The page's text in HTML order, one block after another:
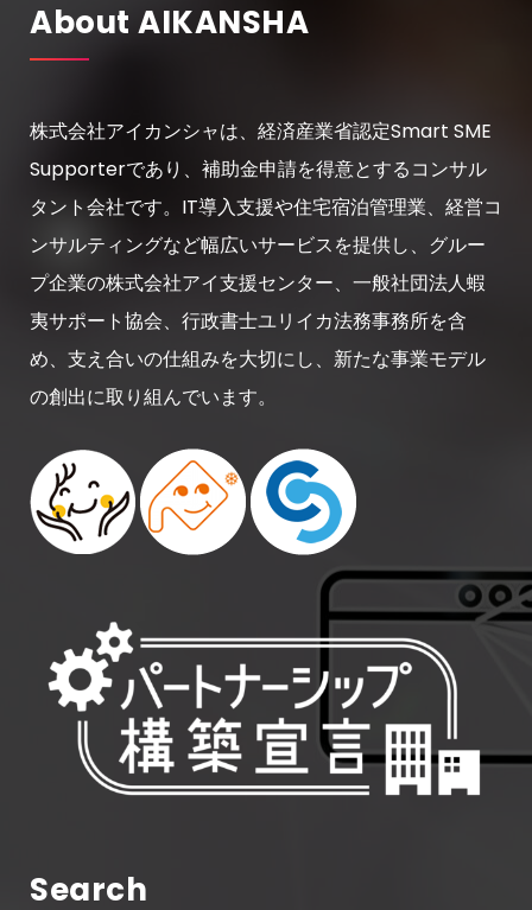
About AIKANSHA
株式会社アイカンシャは、経済産業省認定Smart SME
Supporterであり、補助金申請を得意とするコンサル
タント会社です。IT導入支援や住宅宿泊管理業、経営コ
ンサルティングなど幅広いサービスを提供し、グルー
プ企業の株式会社アイ支援センター、一般社団法人蝦
夷サポート協会、行政書士ユリイカ法務事務所を含
め、支え合いの仕組みを大切にし、新たな事業モデル
の創出に取り組んでいます。
Search